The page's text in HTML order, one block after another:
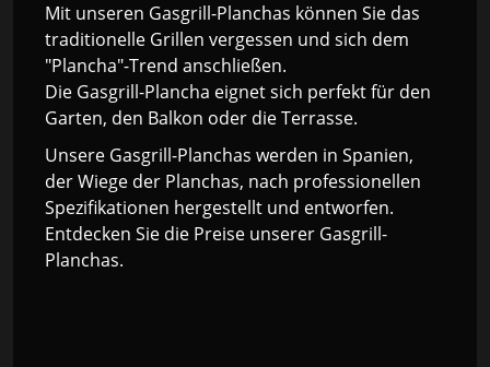
Mit unseren Gasgrill-Planchas können Sie das
traditionelle Grillen vergessen und sich dem
"Plancha"-Trend anschließen.
Die Gasgrill-Plancha eignet sich perfekt für den
Garten, den Balkon oder die Terrasse.
Unsere Gasgrill-Planchas werden in Spanien,
der Wiege der Planchas, nach professionellen
Spezifikationen hergestellt und entworfen.
Entdecken Sie die Preise unserer Gasgrill-
Planchas.